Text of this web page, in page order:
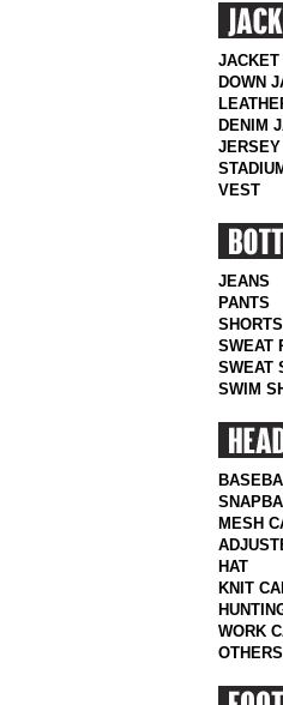
JACKET
DOWN
DENIM
JERSEY
VEST
JEANS
PANTS
SHORTS
SWEAT
SWEAT
SWIM
MESH
HAT
KNIT
WORK
OTHERS